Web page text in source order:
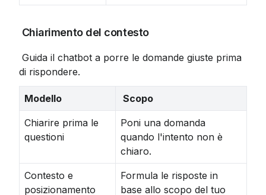
Chiarimento del contesto
di rispondere.
Modello Scopo
Chiarire prima le
questioni
Poni una domanda
quando l'intento non è
chiaro.
Contesto e
posizionamento
Formula le risposte in
base allo scopo del tuo